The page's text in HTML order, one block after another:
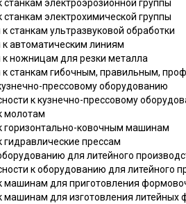
станкам электроэрозионной группы
станкам электрохимической группы
станкам ультразвуковой обработки
к автоматическим линиям
к ножницам для резки металла
к станкам гибочным, правильным,
прессовому оборудованию
к кузнечно-прессовому
молотам
горизонтально-ковочным машинам
гидравлические прессам
для литейного
к оборудованию для литейного
машинам для приготовления
машинам для изготовления литейных